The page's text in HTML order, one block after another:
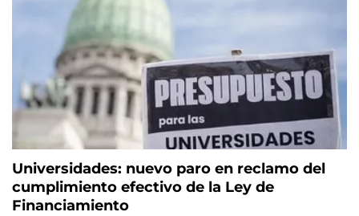
Universidades: nuevo paro en reclamo del
cumplimiento efectivo de la Ley de
Financiamiento